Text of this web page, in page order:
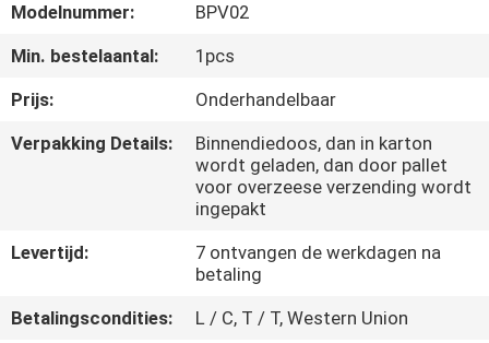
NEEM
CONTACT
MET
ONS
VRAAG
OFFERTE
Modelnummer:
BPV02
Min. bestelaantal:
1pcs
Prijs:
Onderhandelbaar
Verpakking Details:
Binnendiedoos, dan in karton
wordt geladen, dan door pallet
voor overzeese verzending wordt
ingepakt
Levertijd:
7 ontvangen de werkdagen na
betaling
Betalingscondities:
L / C, T / T, Western Union